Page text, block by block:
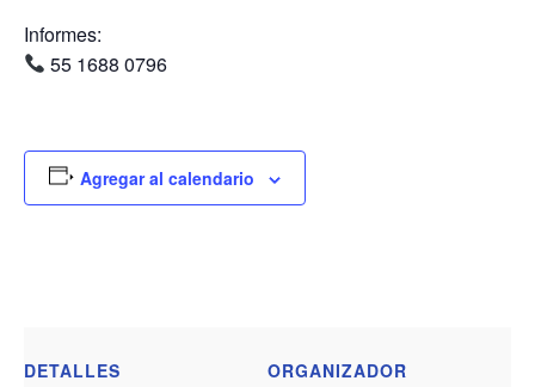
Informes:
55 1688 0796
Agregar al calendario
DETALLES
ORGANIZADOR